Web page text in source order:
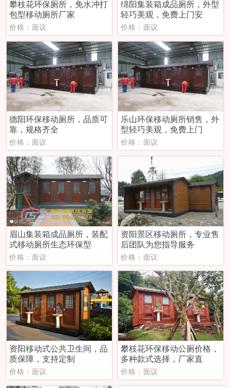
攀枝花环保厕所，免水冲打
包型移动厕所厂家
价格：面议
绵阳集装箱成品厕所，外型
轻巧美观，免费上门安
价格：面议
德阳环保移动厕所，品质可
靠，规格齐全
价格：面议
乐山环保移动厕所销售，外
型轻巧美观，免费上门
价格：面议
眉山集装箱成品厕所，装配
式移动厕所生态环保型
价格：面议
资阳景区移动厕所，专业售
后团队为您指导服务
价格：面议
资阳移动式公共卫生间，品
质保障，支持定制
价格：面议
攀枝花环保移动公厕价格，
多种款式选择，厂家直
价格：面议